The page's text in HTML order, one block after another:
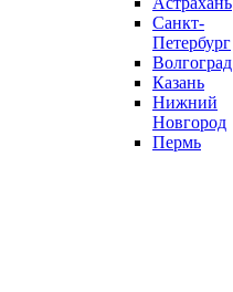
Санкт-
Петербург
Волгоград
Казань
Нижний
Новгород
Пермь